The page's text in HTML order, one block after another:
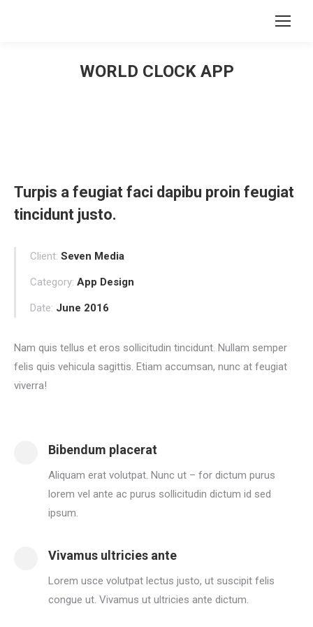
Search:
WORLD CLOCK APP
Turpis a feugiat faci dapibu proin feugiat
tincidunt justo.
Client: Seven Media
Category: App Design
Date: June 2016
Nam quis tellus et eros sollicitudin tincidunt. Nullam semper
felis quis vehicula sagittis. Etiam accumsan, nunc at feugiat
viverra!
Bibendum placerat
Aliquam erat volutpat. Nunc ut – for dictum purus
lorem vel ante ac purus sollicitudin dictum id sed
ipsum.
Vivamus ultricies ante
Lorem usce volutpat lectus justo, ut suscipit felis
congue ut. Vivamus ut ultricies ante dictum.